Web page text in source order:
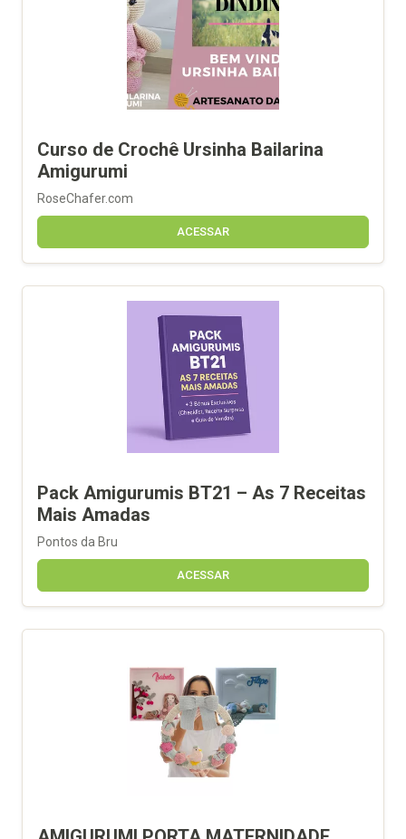
Curso de Crochê Ursinha Bailarina
Amigurumi
RoseChafer.com
ACESSAR
Pack Amigurumis BT21 – As 7 Receitas
Mais Amadas
Pontos da Bru
ACESSAR